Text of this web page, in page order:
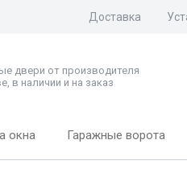
Доставка
двери от производителя
в наличии и на заказ
окна Гаражные ворота